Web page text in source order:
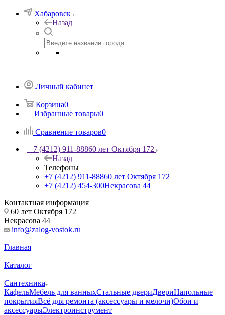
Хабаровск
Назад
Личный кабинет
Корзина0
Избранные товары0
Сравнение товаров0
+7 (4212) 911-88860 лет Октября 172
Назад
Телефоны
+7 (4212) 911-88860 лет Октября 172
+7 (4212) 454-300Некрасова 44
Контактная информация
60 лет Октября 172
Некрасова 44
info@zalog-vostok.ru
Главная
—
Каталог
—
Сантехника
КафельМебель для ванныхСтальные двериДвериНапольные
покрытияВсё для ремонта (аксессуары и мелочи)Обои и
аксессуарыЭлектроинструмент